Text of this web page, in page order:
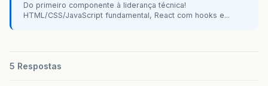
Do primeiro componente à liderança técnica!
HTML/CSS/JavaScript fundamental, React com hooks e...
5 Respostas